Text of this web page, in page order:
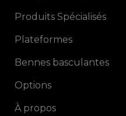
Produits Spécialisés
Plateformes
Bennes basculantes
Options
À propos